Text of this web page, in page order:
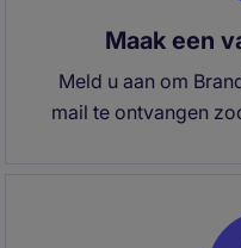
Maak een
Meld u aan om
mail te ontvangen